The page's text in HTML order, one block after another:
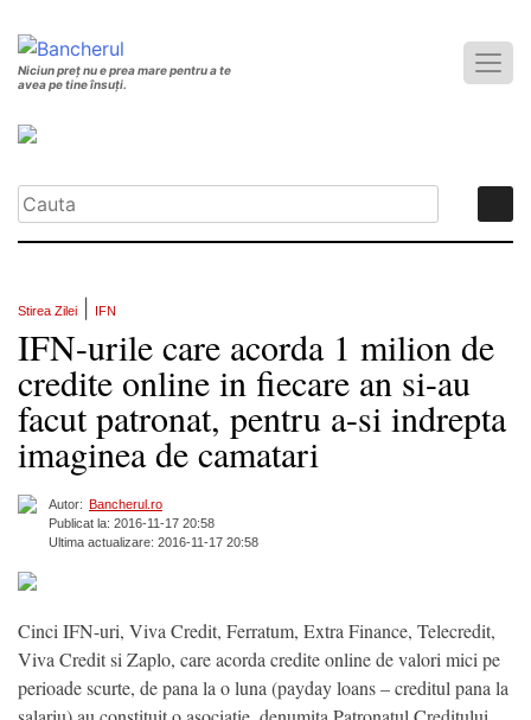
Niciun preț nu e prea mare pentru a te
avea pe tine însuți.
Stirea Zilei IFN
IFN-urile care acorda 1 milion de
credite online in fiecare an si-au
facut patronat, pentru a-si indrepta
imaginea de camatari
Autor: Bancherul.ro
Publicat la: 2016-11-17 20:58
Ultima actualizare: 2016-11-17 20:58
Cinci IFN-uri, Viva Credit, Ferratum, Extra Finance, Telecredit,
Viva Credit si Zaplo, care acorda credite online de valori mici pe
perioade scurte, de pana la o luna (payday loans – creditul pana la